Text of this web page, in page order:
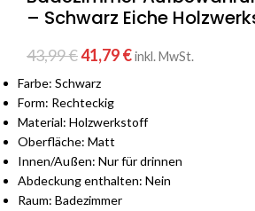
– Schwarz Eiche
43,99€41,79€inkl. MwSt.
Farbe: Schwarz
Form: Rechteckig
Material: Holzwerkstoff
Oberfläche: Matt
Innen/Außen: Nur für drinnen
Abdeckung enthalten: Nein
Raum: Badezimmer